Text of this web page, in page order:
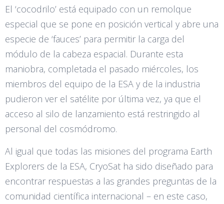
El ‘cocodrilo’ está equipado con un remolque
especial que se pone en posición vertical y abre una
especie de ‘fauces’ para permitir la carga del
módulo de la cabeza espacial. Durante esta
maniobra, completada el pasado miércoles, los
miembros del equipo de la ESA y de la industria
pudieron ver el satélite por última vez, ya que el
acceso al silo de lanzamiento está restringido al
personal del cosmódromo.
Al igual que todas las misiones del programa Earth
Explorers de la ESA, CryoSat ha sido diseñado para
encontrar respuestas a las grandes preguntas de la
comunidad científica internacional – en este caso,